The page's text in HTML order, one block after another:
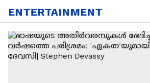
ENTERTAINMENT